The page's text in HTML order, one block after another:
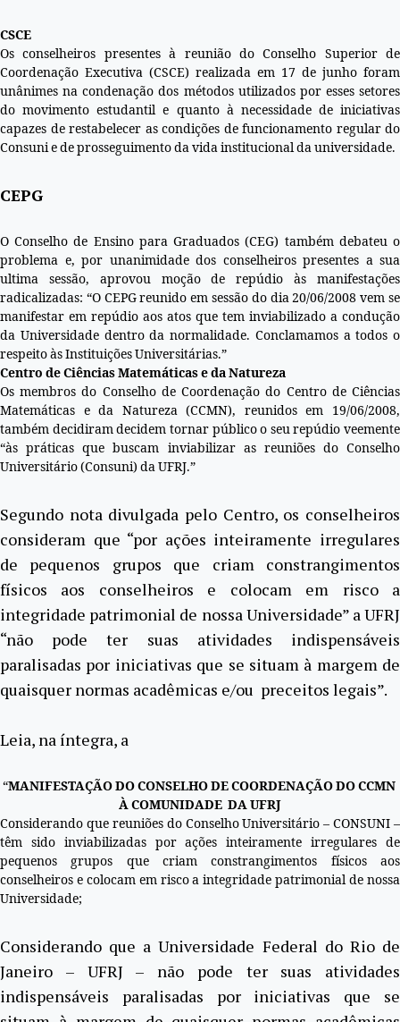
CSCE
Os conselheiros presentes à reunião do Conselho Superior de
Coordenação Executiva (CSCE) realizada em 17 de junho foram
unânimes na condenação dos métodos utilizados por esses setores
do movimento estudantil e quanto à necessidade de iniciativas
capazes de restabelecer as condições de funcionamento regular do
Consuni e de prosseguimento da vida institucional da universidade.
CEPG
O Conselho de Ensino para Graduados (CEG) também debateu o
problema e, por unanimidade dos conselheiros presentes a sua
ultima sessão, aprovou moção de repúdio às manifestações
radicalizadas: “O CEPG reunido em sessão do dia 20/06/2008 vem se
manifestar em repúdio aos atos que tem inviabilizado a condução
da Universidade dentro da normalidade. Conclamamos a todos o
respeito às Instituições Universitárias.”
Centro de Ciências Matemáticas e da Natureza
Os membros do Conselho de Coordenação do Centro de Ciências
Matemáticas e da Natureza (CCMN), reunidos em 19/06/2008,
também decidiram decidem tornar público o seu repúdio veemente
“às práticas que buscam inviabilizar as reuniões do Conselho
Universitário (Consuni) da UFRJ.”
Segundo nota divulgada pelo Centro, os conselheiros
consideram que “por ações inteiramente irregulares
de pequenos grupos que criam constrangimentos
físicos aos conselheiros e colocam em risco a
integridade patrimonial de nossa Universidade” a UFRJ
“não pode ter suas atividades indispensáveis
paralisadas por iniciativas que se situam à margem de
quaisquer normas acadêmicas e/ou preceitos legais”.
Leia, na íntegra, a
“MANIFESTAÇÃO DO CONSELHO DE COORDENAÇÃO DO CCMN
À COMUNIDADE DA UFRJ
Considerando que reuniões do Conselho Universitário – CONSUNI –
têm sido inviabilizadas por ações inteiramente irregulares de
pequenos grupos que criam constrangimentos físicos aos
conselheiros e colocam em risco a integridade patrimonial de nossa
Universidade;
Considerando que a Universidade Federal do Rio de
Janeiro – UFRJ – não pode ter suas atividades
indispensáveis paralisadas por iniciativas que se